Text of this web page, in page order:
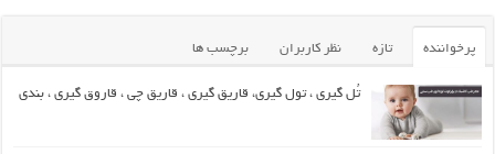
پرخواننده تازه نظر کاربران برچسب ها
تُل گیری ، تول گیری، قاریق گیری ، قاریق‌ چی ، قاروق گیری ، بندی